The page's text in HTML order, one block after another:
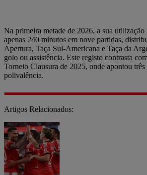
Na primeira metade de 2026, a sua
apenas 240 minutos em nove partidas,
Apertura, Taça Sul-Americana e Taça da
golo ou assistência. Este registo contrasta
Torneio Clausura de 2025, onde apontou
polivalência.
Artigos Relacionados: